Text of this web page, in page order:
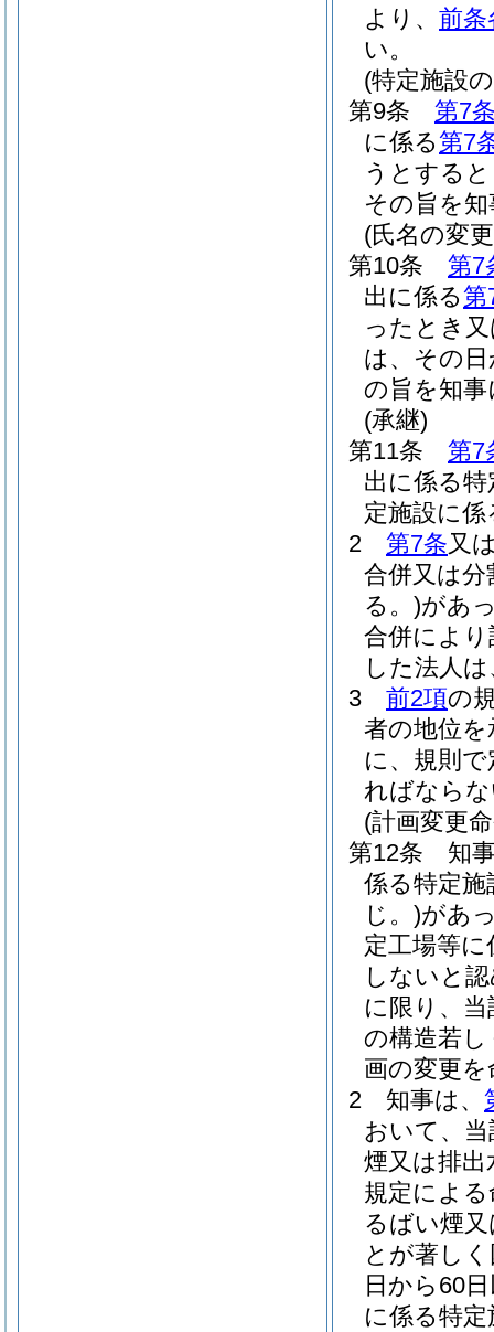
より、 前条
い。
(特定施設
第9条
第7
に係る第7
うとする
その旨を
(氏名の変
第10条
第7
出に係る第
ったとき
は、その
の旨を知
(承継)
第11条
第7
出に係る
定施設に
2
第7条又
合併又は分
る。)があ
合併によ
した法人
3
前2項の
者の地位
に、規則
ればなら
(計画変更
第12条
知
係る特定
じ。)があ
定工場等
しないと
に限り、
の構造若
画の変更
2
知事は、
おいて、
煙又は排
規定によ
るばい煙
とが著し
日から60
に係る特